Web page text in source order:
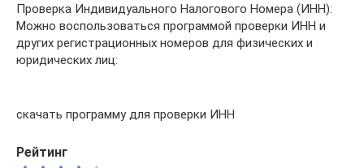
Проверка Индивидуального Налогового Номера (ИНН):
Можно воспользоваться программой проверки ИНН и
других регистрационных номеров для физических и
юридических лиц:
скачать программу для проверки ИНН
Рейтинг